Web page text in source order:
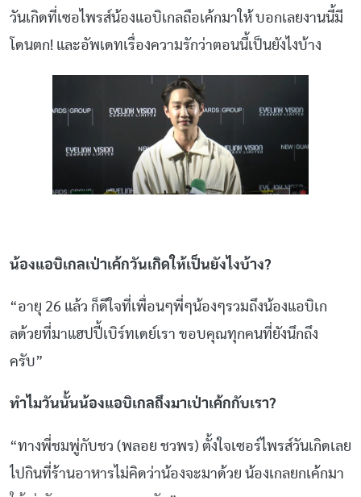
วันเกิดที่เซอไพรส์น้องแอบิเกลถือเค้กมาให้ บอกเลยงานนี้มี
โดนตก! และอัพเดทเรื่องความรักว่าตอนนี้เป็นยังไงบ้าง
น้องแอบิเกลเป่าเค้กวันเกิดให้เป็นยังไงบ้าง?
“อายุ 26 แล้ว ก็ดีใจที่เพื่อนๆพี่ๆน้องๆรวมถึงน้องแอบิเก
ลด้วยที่มาแฮปปี้เบิร์ทเดย์เรา ขอบคุณทุกคนที่ยังนึกถึง
ครับ”
ทำไมวันนั้นน้องแอบิเกลถึงมาเป่าเค้กกับเรา?
“ทางพี่ชมพู่กับชว (พลอย ชวพร) ตั้งใจเซอร์ไพรส์วันเกิดเลย
ไปกินที่ร้านอาหารไม่คิดว่าน้องจะมาด้วย น้องเกลยกเค้กมา